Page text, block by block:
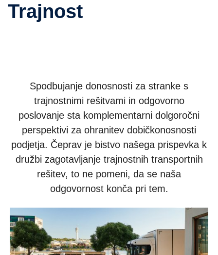
Trajnost
Spodbujanje donosnosti za stranke s
trajnostnimi rešitvami in odgovorno
poslovanje sta komplementarni dolgoročni
perspektivi za ohranitev dobičkonosnosti
podjetja. Čeprav je bistvo našega prispevka k
družbi zagotavljanje trajnostnih transportnih
rešitev, to ne pomeni, da se naša
odgovornost konča pri tem.